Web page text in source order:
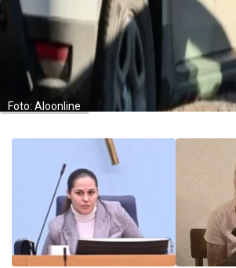
Foto: Aloonline